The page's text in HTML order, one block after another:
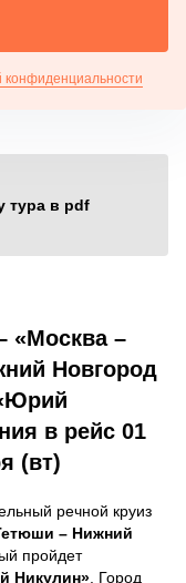
конфиденциальности
тура в pdf
«Москва –
Новгород
в рейс 01
(вт)
речной круиз
– Нижний
пройдет
Никулин» . Город